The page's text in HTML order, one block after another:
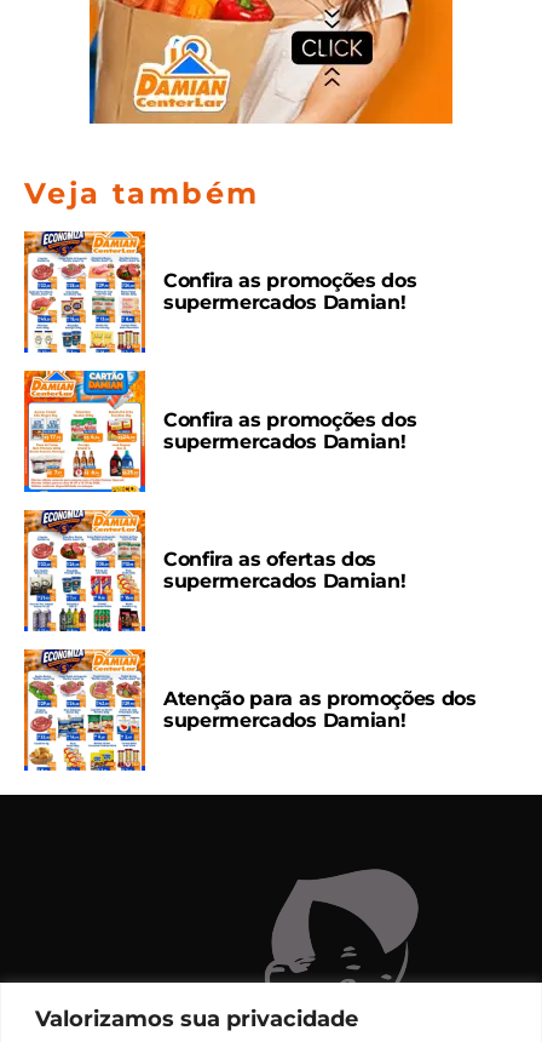
Valorizamos sua privacidade
Veja também
Confira as promoções dos
supermercados Damian!
Confira as promoções dos
supermercados Damian!
Confira as ofertas dos
supermercados Damian!
Atenção para as promoções dos
supermercados Damian!